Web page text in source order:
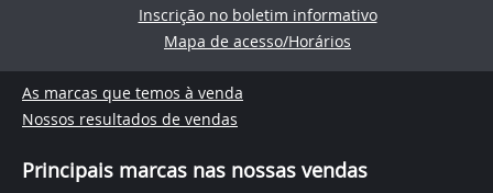
Inscrição no boletim informativo
Mapa de acesso/Horários
As marcas que temos à venda
Nossos resultados de vendas
Principais marcas nas nossas vendas